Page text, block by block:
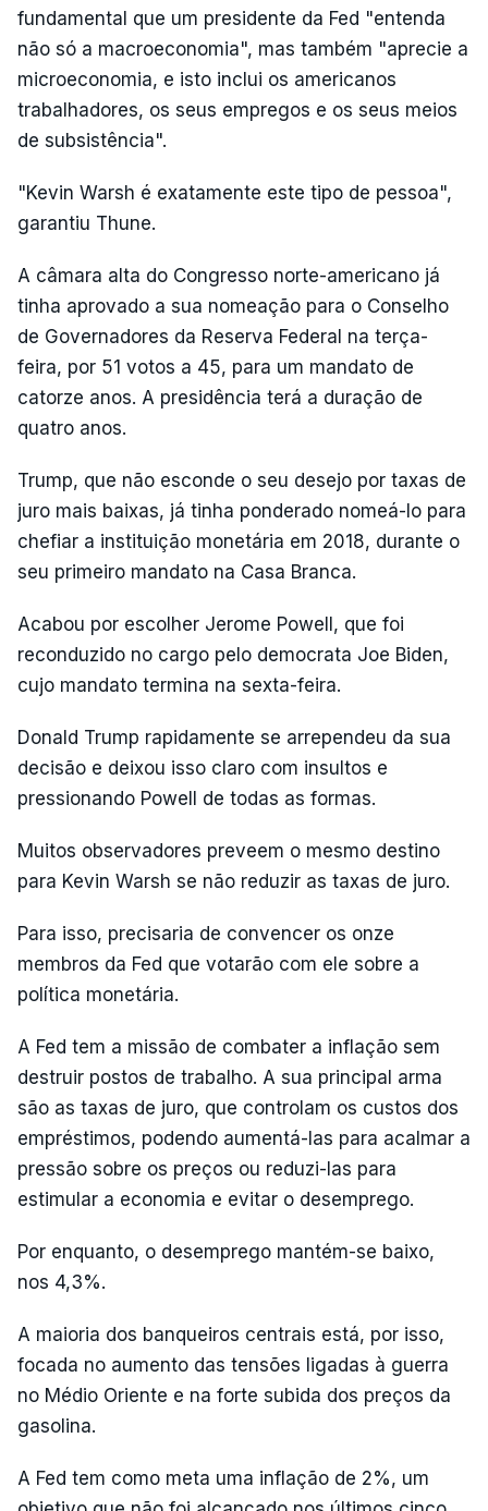
fundamental que um presidente da Fed "entenda
não só a macroeconomia", mas também "aprecie a
microeconomia, e isto inclui os americanos
trabalhadores, os seus empregos e os seus meios
de subsistência".
"Kevin Warsh é exatamente este tipo de pessoa",
garantiu Thune.
A câmara alta do Congresso norte-americano já
tinha aprovado a sua nomeação para o Conselho
de Governadores da Reserva Federal na terça-
feira, por 51 votos a 45, para um mandato de
catorze anos. A presidência terá a duração de
quatro anos.
Trump, que não esconde o seu desejo por taxas de
juro mais baixas, já tinha ponderado nomeá-lo para
chefiar a instituição monetária em 2018, durante o
seu primeiro mandato na Casa Branca.
Acabou por escolher Jerome Powell, que foi
reconduzido no cargo pelo democrata Joe Biden,
cujo mandato termina na sexta-feira.
Donald Trump rapidamente se arrependeu da sua
decisão e deixou isso claro com insultos e
pressionando Powell de todas as formas.
Muitos observadores preveem o mesmo destino
para Kevin Warsh se não reduzir as taxas de juro.
Para isso, precisaria de convencer os onze
membros da Fed que votarão com ele sobre a
política monetária.
A Fed tem a missão de combater a inflação sem
destruir postos de trabalho. A sua principal arma
são as taxas de juro, que controlam os custos dos
empréstimos, podendo aumentá-las para acalmar a
pressão sobre os preços ou reduzi-las para
estimular a economia e evitar o desemprego.
Por enquanto, o desemprego mantém-se baixo,
nos 4,3%.
A maioria dos banqueiros centrais está, por isso,
focada no aumento das tensões ligadas à guerra
no Médio Oriente e na forte subida dos preços da
gasolina.
A Fed tem como meta uma inflação de 2%, um